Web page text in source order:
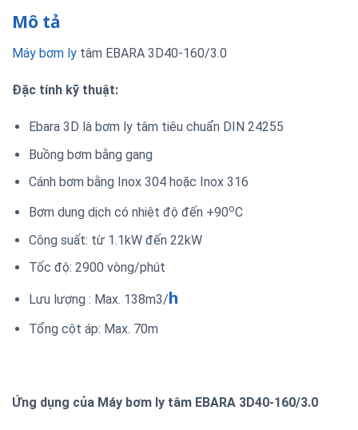
Mô tả
Máy bơm ly tâm EBARA 3D40-160/3.0
Đặc tính kỹ thuật:
Ebara 3D là bơm ly tâm tiêu chuẩn DIN 24255
Buồng bơm bằng gang
Cánh bơm bằng Inox 304 hoặc Inox 316
Bơm dung dịch có nhiệt độ đến +90oC
Công suất: từ 1.1kW đến 22kW
Tốc độ: 2900 vòng/phút
Lưu lượng : Max. 138m3/h
Tổng cột áp: Max. 70m
Ứng dụng của Máy bơm ly tâm EBARA 3D40-160/3.0